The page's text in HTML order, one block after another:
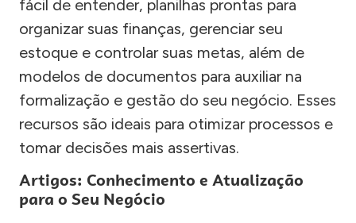
fácil de entender, planilhas prontas para
organizar suas finanças, gerenciar seu
estoque e controlar suas metas, além de
modelos de documentos para auxiliar na
formalização e gestão do seu negócio. Esses
recursos são ideais para otimizar processos e
tomar decisões mais assertivas.
Artigos: Conhecimento e Atualização
para o Seu Negócio